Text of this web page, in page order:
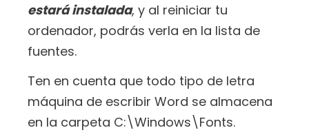
estará instalada, y al reiniciar tu
ordenador, podrás verla en la lista de
fuentes.
Ten en cuenta que todo tipo de letra
máquina de escribir Word se almacena
en la carpeta C:\Windows\Fonts.